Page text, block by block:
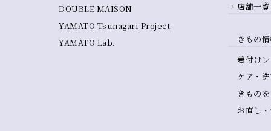
DOUBLE MAISON
YAMATO Tsunagari Project
YAMATO Lab.
店舗一覧
きもの
着付け
ケア・
きもの
お直し